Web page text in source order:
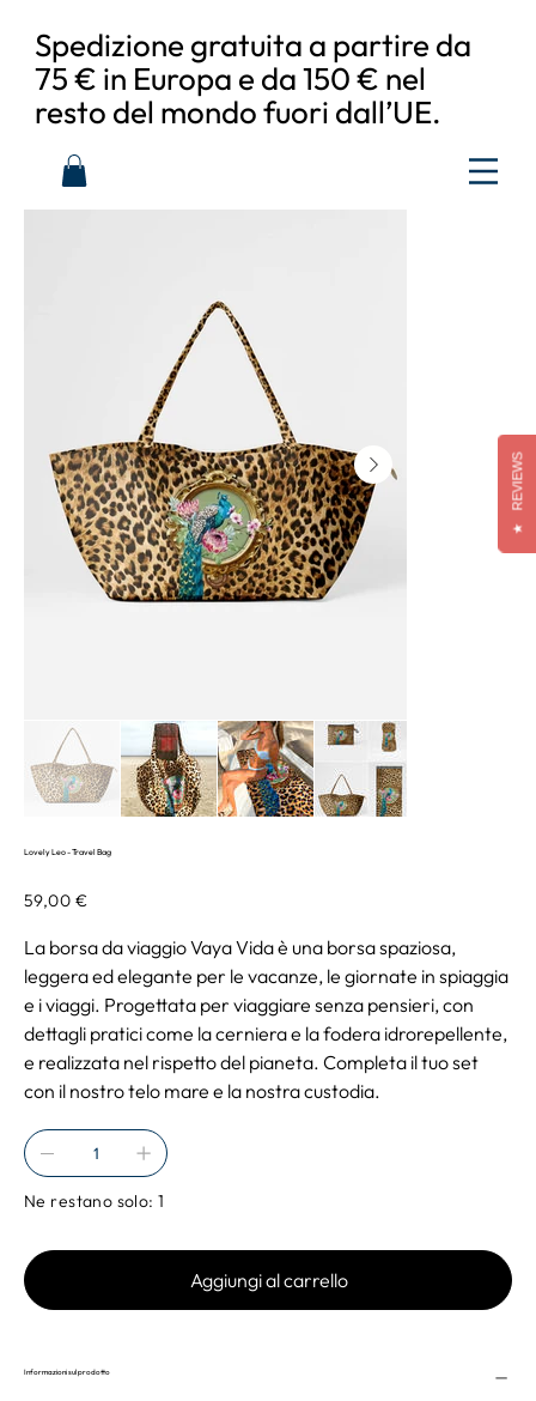
Spedizione gratuita a partire da
75 € in Europa e da 150 € nel
resto del mondo fuori dall’UE.
Lovely Leo - Travel Bag
Prezzo
59,00 €
La borsa da viaggio Vaya Vida è una borsa spaziosa,
leggera ed elegante per le vacanze, le giornate in spiaggia
e i viaggi. Progettata per viaggiare senza pensieri, con
dettagli pratici come la cerniera e la fodera idrorepellente,
e realizzata nel rispetto del pianeta. Completa il tuo set
con il nostro telo mare e la nostra custodia.
Ne restano solo: 1
Aggiungi al carrello
Informazioni sul prodotto
★
REVIEWS